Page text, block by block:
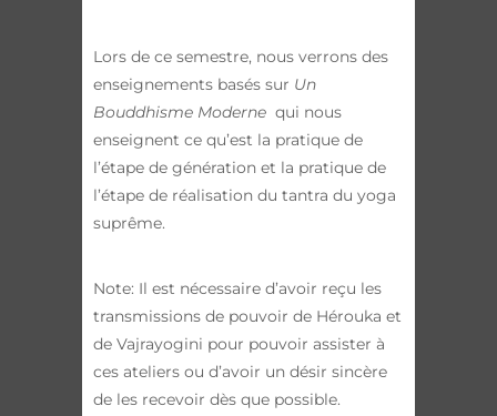
Lors de ce semestre, nous verrons des
enseignements basés sur Un
Bouddhisme Moderne qui nous
enseignent ce qu’est la pratique de
l’étape de génération et la pratique de
l’étape de réalisation du tantra du yoga
suprême.
Note: Il est nécessaire d’avoir reçu les
transmissions de pouvoir de Hérouka et
de Vajrayogini pour pouvoir assister à
ces ateliers ou d’avoir un désir sincère
de les recevoir dès que possible.